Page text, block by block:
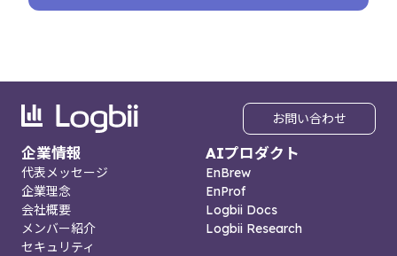
お問い合わせ
企業情報
代表メッセージ
企業理念
会社概要
メンバー紹介
セキュリティ
AIプロダクト
EnBrew
EnProf
Logbii Docs
Logbii Research